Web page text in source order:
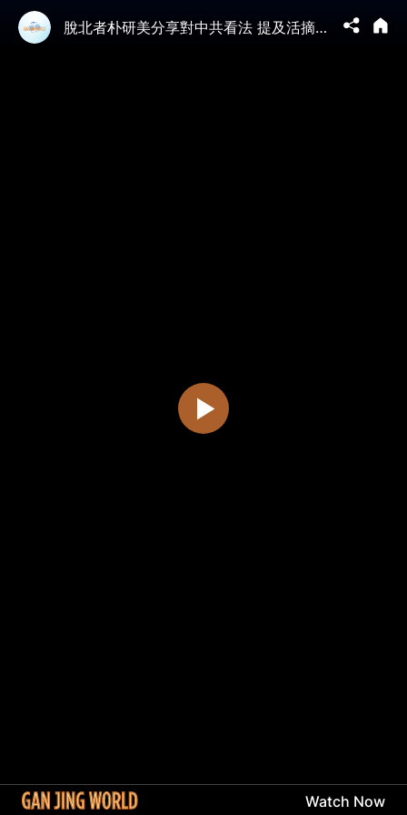
脫北者朴研美分享對中共看法 提及活摘器官
Watch Now